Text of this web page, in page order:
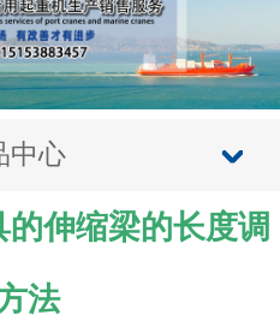
中心
伸缩梁的长度调
法